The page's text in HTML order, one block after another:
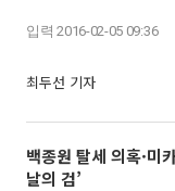
입력 2016-02-05 09:36
최두선 기자
백종원 탈세 의혹·미
날의 검’